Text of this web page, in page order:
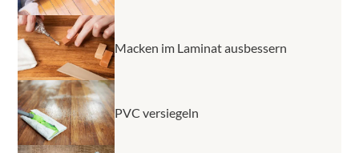
Macken im Laminat ausbessern
PVC versiegeln